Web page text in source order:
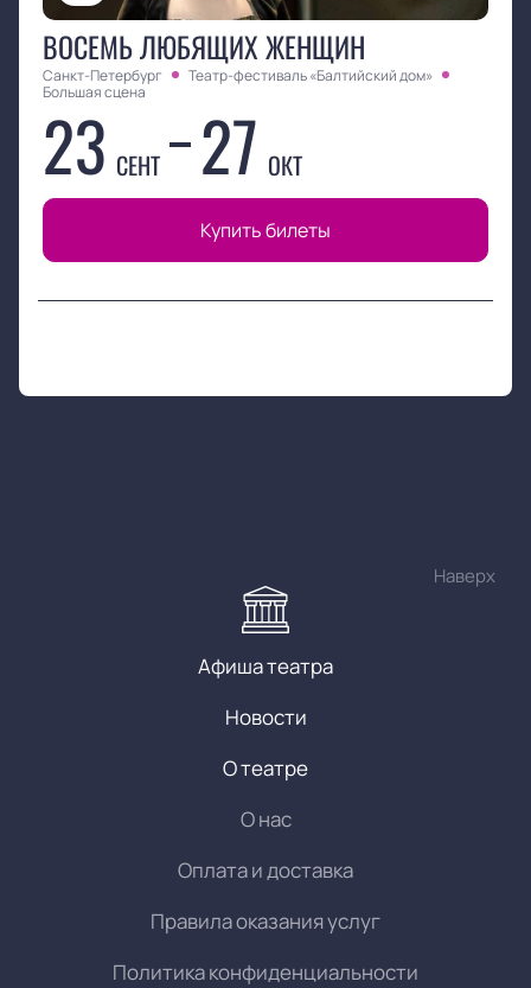
ВОСЕМЬ ЛЮБЯЩИХ ЖЕНЩИН
Санкт-Петербург
Театр-фестиваль «Балтийский дом»
Большая сцена
23 СЕНТ 27 ОКТ
Купить билеты
Наверх
Афиша театра
Новости
О театре
О нас
Оплата и доставка
Правила оказания услуг
Политика конфиденциальности